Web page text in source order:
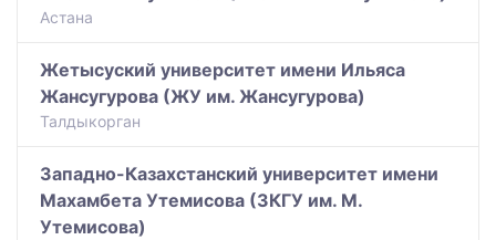
Астана
Жетысуский университет имени Ильяса
Жансугурова (ЖУ им. Жансугурова)
Талдыкорган
Западно-Казахстанский университет имени
Махамбета Утемисова (ЗКГУ им. М.
Утемисова)